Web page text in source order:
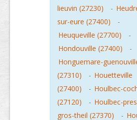
lieuvin (27230)
-
sur-eure (27400)
-
Heuqueville (27700)
-
Hondouville (27400)
-
Honguemare-
(27310)
- Houetteville
(27400)
- Houlbec-
(27120)
- Houlbec-
gros-theil (27370)
-